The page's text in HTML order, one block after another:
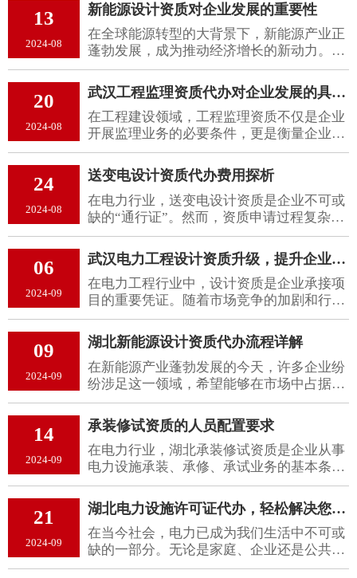
13
2024-08
新能源设计资质对企业发展的重要性
在全球能源转型的大背景下，新能源产业正
蓬勃发展，成为推动经济增长的新动力。新
能源设计资质作为企业进入这一领域的关键
凭证，对企业的发展具有重要意义。本文将
探讨武汉新能源设计资质​对企业发展的重要
性及其影响。
20
2024-08
武汉工程监理资质代办对企业发展的具体意义
在工程建设领域，工程监理资质不仅是企业
开展监理业务的必要条件，更是衡量企业实
力和信誉的重要标志。然而，资质申请过程
繁琐、耗时耗力，让许多企业望而却步。此
时，武汉工程监理资质代办服务的重要性便
凸显出来。
24
2024-08
送变电设计资质代办费用探析
在电力行业，送变电设计资质是企业不可或
缺的“通行证”。然而，资质申请过程复杂，
许多企业选择代办服务以节省时间和精力。
这时，武汉送变电设计资质代办​服务的收费
标准就成了企业关注的焦点。
06
2024-09
武汉电力工程设计资质升级，提升企业竞争力的关键
在电力工程行业中，设计资质是企业承接项
目的重要凭证。随着市场竞争的加剧和行业
标准的不断提高，武汉电力工程设计资质升
级​成为了企业发展的重要战略。资质升级不
仅能够提升企业的市场竞争力，还能够增强
企业的品牌影响力和行业地位。
09
2024-09
湖北新能源设计资质代办流程详解
在新能源产业蓬勃发展的今天，许多企业纷
纷涉足这一领域，希望能够在市场中占据一
席之地。然而，要想在新能源领域立足，企
业须具备相应的设计资质。对于许多初创企
业或中小型企业来说，申请新能源设计资质
可能是一个复杂而繁琐的过程。
14
2024-09
承装修试资质的人员配置要求
在电力行业，湖北承装修试资质​是企业从事
电力设施承装、承修、承试业务的基本条
件。为了获得这一资质，企业需要拥有一定
数量和专业技能的人员，以满足相关法规和
标准的要求。那么，承装修试资质到底需要
哪些人员呢？
21
2024-09
湖北电力设施许可证代办，轻松解决您的电力需求
在当今社会，电力已成为我们生活中不可或
缺的一部分。无论是家庭、企业还是公共设
施，都离不开电力的支持。然而，电力设施